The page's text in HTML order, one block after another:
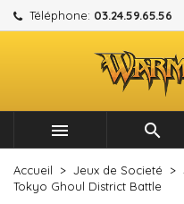
Téléphone: 03.24.59.65.56
 
Accueil Jeux de Societé
Tokyo Ghoul District Battle
Mes listes
Créer une nouvelle
Créer une liste
Nom de la liste d'envies
Annuler
Connexion
Vous devez être
votre liste d'envies.